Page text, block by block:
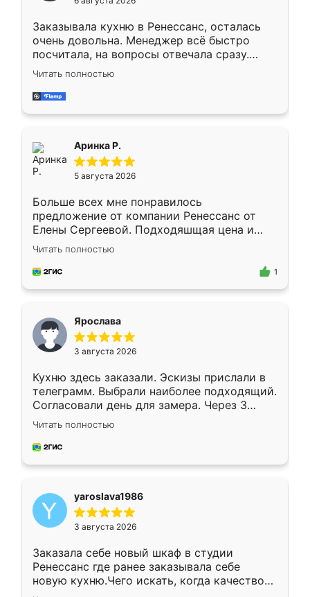
мебели буду заказывать только здесь.
Заказывала кухню в Ренессанс, осталась
очень довольна. Менеджер всё быстро
посчитала, на вопросы отвечала сразу.
Замерщик приехал в субботу, подошёл к
делу со всей ответственностью. Собрали
за день, ребята работали аккуратно, даже
Читать полностью
Аринка Р.
5 августа 2026
Больше всех мне понравилось
предложение от компании Ренессанс от
Елены Сергеевой. Подходяшщая цена и
короткие сроки изготовления. Приехавший
для замера сотрудник Владислав
предложил по моему эскизу самый
Читать полностью
1
Ярослава
3 августа 2026
Кухню здесь заказали. Эскизы прислали в
телеграмм. Выбрали наиболее подходящий.
Согласовали день для замера. Через 3
недели кухня была уже готова. Остались
довольны работой. Спасибо Ренессанс
мебель за качественную работу!
Читать полностью
yaroslava1986
3 августа 2026
Заказала себе новый шкаф в студии
Ренессанс где ранее заказывала себе
новую кухню.Чего искать, когда качеством
вполне довольна. Служит кухня уже почти